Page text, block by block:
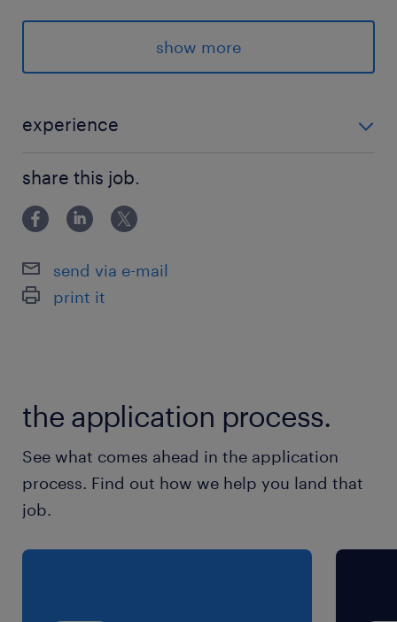
＊夜勤の軽作業 など
関する募集ではありません
お仕事は異なります
派遣先の特徴
最寄駅
休日休暇
※勤務日はお仕事により異なります。【例】週2
～週5勤務、平日休みor土日休みなど
就業時間
show more
experience
す。
share this job.
send via e-mail
print it
the application process.
See what comes ahead in the application
process. Find out how we help you land that
job.